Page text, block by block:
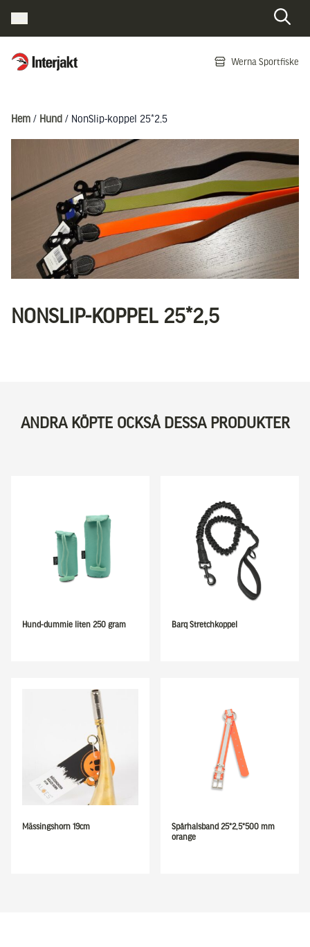
Interjakt SE Werna Sportfiske
Hem / Hund / NonSlip-koppel 25*2,5
NONSLIP-KOPPEL 25*2,5
ANDRA KÖPTE OCKSÅ DESSA PRODUKTER
Hund-dummie liten 250 gram Barq Stretchkoppel
Mässingshorn 19cm
Spårhalsband 25*2,5*500 mm
orange